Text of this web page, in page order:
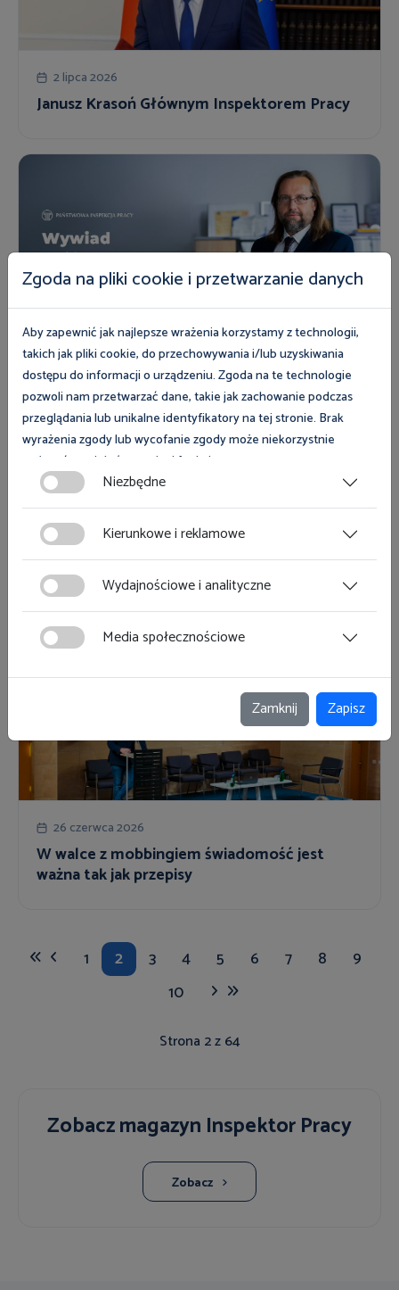
2 lipca 2026
Janusz Krasoń Głównym Inspektorem Pracy
1 lipca 2026
Wchodzimy w nową erę jakości kontroli
26 czerwca 2026
Nowa infolinia dedykowana zgłoszeniom w
sprawie wysokich temperatur w miejscu
pracy
26 czerwca 2026
W walce z mobbingiem świadomość jest
ważna tak jak przepisy
1 2 3 4 5 6 7 8
9
10
Strona 2 z 64
Zobacz magazyn Inspektor Pracy
Zobacz
Zgoda na pliki cookie i przetwarzanie danych
Aby zapewnić jak najlepsze wrażenia korzystamy z technologii,
takich jak pliki cookie, do przechowywania i/lub uzyskiwania
dostępu do informacji o urządzeniu. Zgoda na te technologie
pozwoli nam przetwarzać dane, takie jak zachowanie podczas
przeglądania lub unikalne identyfikatory na tej stronie. Brak
wyrażenia zgody lub wycofanie zgody może niekorzystnie
wpłynąć na niektóre cechy i funkcje.
Zgoda na pliki cookies jest dobrowolna i można ją wycofać lub
zmodyfikować w dowolnym momencie klikając w przycisk
ciasteczka w lewym dolnym rogu strony. Więcej informacji
znajdziesz w
Niezbędne
Kierunkowe i reklamowe
Wydajnościowe i analityczne
Media społecznościowe
Zamknij Zapisz